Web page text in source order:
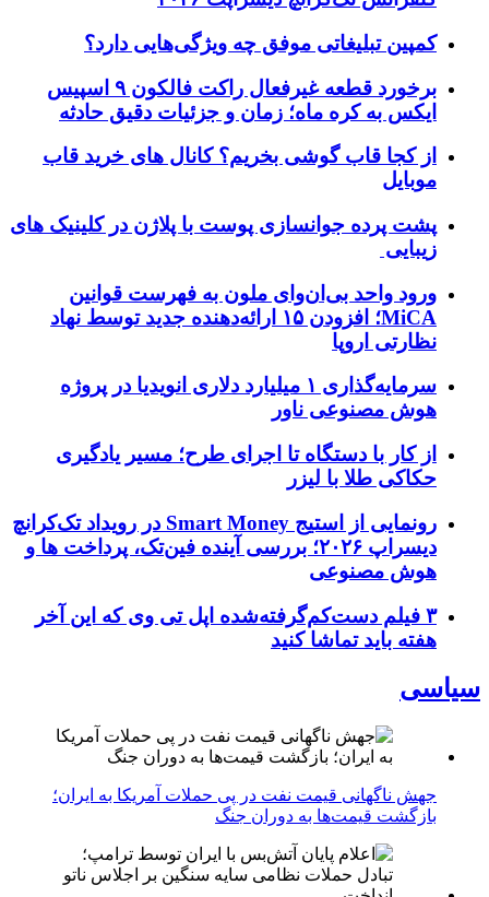
کمپین تبلیغاتی موفق چه ویژگی‌هایی دارد؟
برخورد قطعه غیرفعال راکت فالکون ۹ اسپیس
ایکس به کره ماه؛ زمان و جزئیات دقیق حادثه
از کجا قاب گوشی بخریم؟ کانال های خرید قاب
موبایل
پشت پرده جوانسازی پوست با پلاژن در کلینیک های
زیبایی
ورود واحد بی‌ان‌وای ملون به فهرست قوانین
MiCA؛ افزودن ۱۵ ارائه‌دهنده جدید توسط نهاد
نظارتی اروپا
سرمایه‌گذاری ۱ میلیارد دلاری انویدیا در پروژه
هوش مصنوعی ناور
از کار با دستگاه تا اجرای طرح؛ مسیر یادگیری
حکاکی طلا با لیزر
رونمایی از استیج Smart Money در رویداد تک‌کرانچ
دیسراپ ۲۰۲۶؛ بررسی آینده فین‌تک، پرداخت‌ ها و
هوش مصنوعی
۳ فیلم دست‌کم‌گرفته‌شده اپل تی وی که این آخر
هفته باید تماشا کنید
سیاسی
جهش ناگهانی قیمت نفت در پی حملات آمریکا به ایران؛
بازگشت قیمت‌ها به دوران جنگ